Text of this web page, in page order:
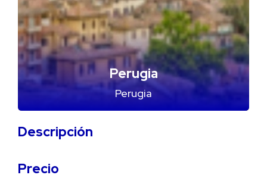
Perugia
Perugia
Descripción
Precio